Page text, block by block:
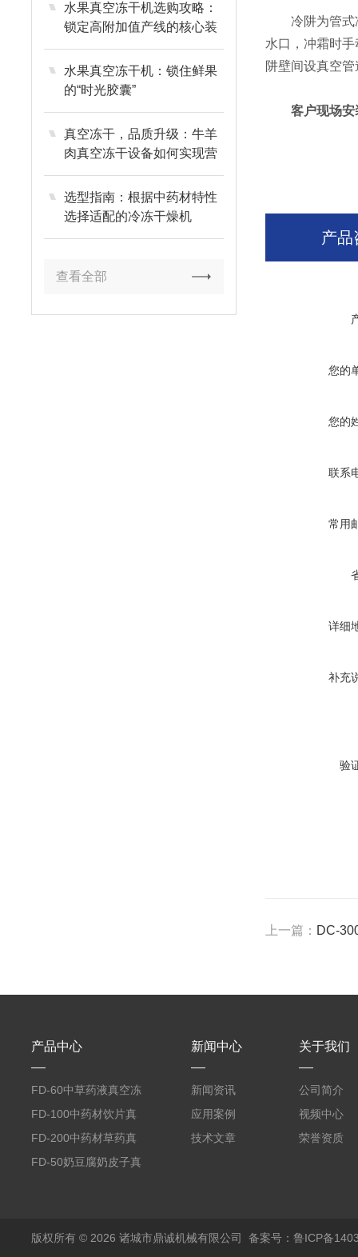
水果真空冻干机选购攻略：
锁定高附加值产线的核心装
备
水果真空冻干机：锁住鲜果
的“时光胶囊”
真空冻干，品质升级：牛羊
肉真空冻干设备如何实现营
养与风味的长效留存？
选型指南：根据中药材特性
选择适配的冷冻干燥机
查看全部
冷阱为管式冷
水口，冲霜时
阱壁间设真空
客户现场安
产品
您的
您的
联系
常用
详细
补充
验
上一篇： DC-
产品中心
FD-60中草药液真空冻
干机
FD-100中药材饮片真
空冻干机
FD-200中药材草药真
空冻干机
FD-50奶豆腐奶皮子真
新闻中心
新闻资讯
应用案例
技术文章
关于我们
公司简介
视频中心
荣誉资质
版权所有 © 2026 诸城市鼎诚机械有限公司 备案号：鲁ICP备